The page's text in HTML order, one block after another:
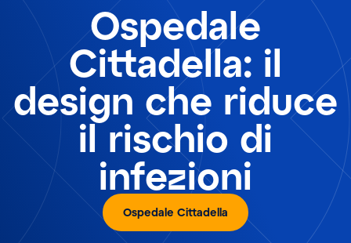
Ospedale
Cittadella: il
design che riduce
il rischio di
infezioni
Ospedale Cittadella